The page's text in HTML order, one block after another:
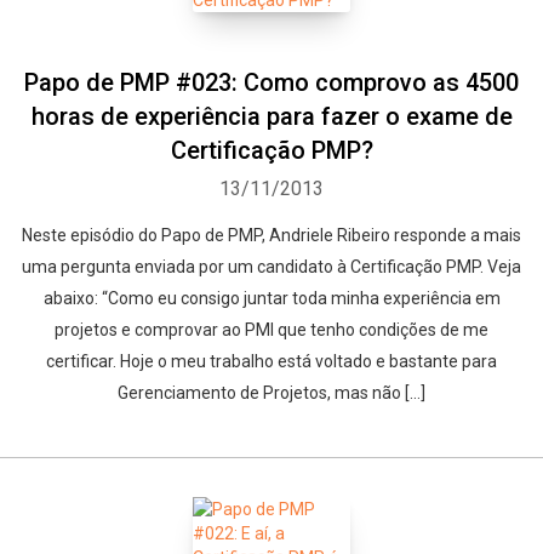
Papo de PMP #023: Como comprovo as 4500
horas de experiência para fazer o exame de
Certificação PMP?
13/11/2013
Neste episódio do Papo de PMP, Andriele Ribeiro responde a mais
uma pergunta enviada por um candidato à Certificação PMP. Veja
abaixo: “Como eu consigo juntar toda minha experiência em
projetos e comprovar ao PMI que tenho condições de me
certificar. Hoje o meu trabalho está voltado e bastante para
Gerenciamento de Projetos, mas não […]